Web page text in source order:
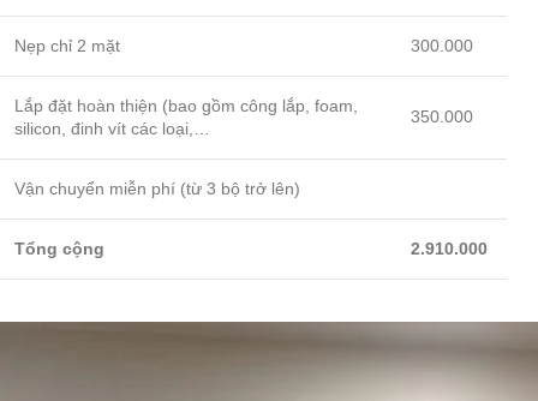
Nẹp chỉ 2 mặt 300.000
Lắp đặt hoàn thiện (bao gồm công lắp, foam,
silicon, đinh vít các loại,…
350.000
Vận chuyển miễn phí (từ 3 bộ trở lên)
Tổng cộng 2.910.000